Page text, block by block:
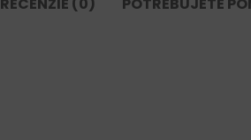
RECENZIE (0) POTREBUJETE